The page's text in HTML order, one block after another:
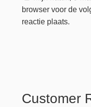
browser voor de
reactie plaats.
Customer